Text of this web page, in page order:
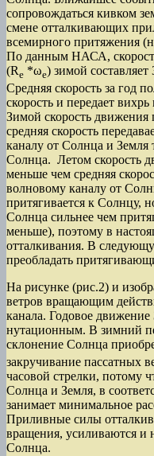
сопровождаться кивком
смене отталкивающих
всемирного притяжения
По данным НАСА,
(Re *ωе) зимой
Средняя скорость за год
скорость и передает
Зимой скорость
средняя скорость
каналу от Солнца и Земля
Солнца. Летом скорость
меньше чем средняя
волновому каналу от
притягивается к Солнцу,
Солнца сильнее чем
меньше), поэтому в
отталкивания. В
преобладать
На рисунке (рис.2) и
ветров вращающим
канала. Годовое
нутационным. В зимний
склонение Солнца
закручивание пассатных
часовой стрелки, потому
Солнца и Земля, в
занимает минимальное
Приливные силы
вращения, усиливаются и
Солнца.